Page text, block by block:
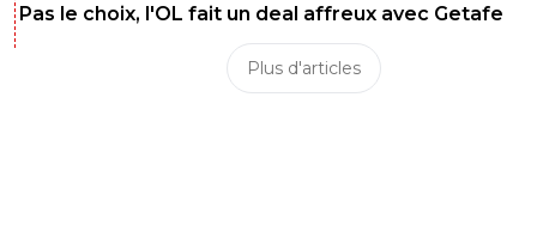
Pas le choix, l'OL fait un deal affreux avec Getafe
Plus d'articles